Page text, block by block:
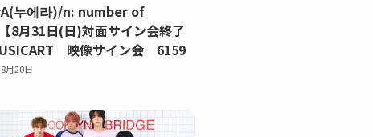
누에라)/n: number of
8月31日(日)対面サイン会終了
映像サイン会 6159
月20日